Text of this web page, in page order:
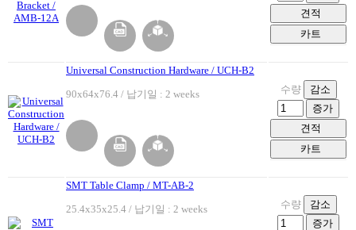
견적
카트
Universal Construction Hardware / UCH-B2
90x64x76.4 / 납기일 : 2 weeks
수량
감소
증가
견적
카트
SMT Table Clamp / MT-AB-2
25.4x35x25.4 / 납기일 : 2 weeks
수량
감소
증가